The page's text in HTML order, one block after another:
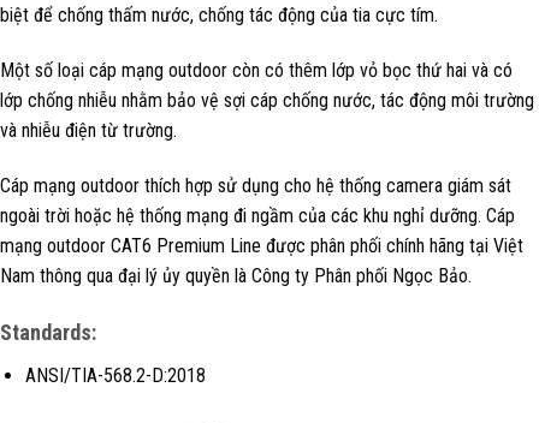
biệt để chống thấm nước, chống tác động của tia cực tím.
Một số loại cáp mạng outdoor còn có thêm lớp vỏ bọc thứ hai và có
lớp chống nhiễu nhằm bảo vệ sợi cáp chống nước, tác động môi trường
và nhiễu điện từ trường.
Cáp mạng outdoor thích hợp sử dụng cho hệ thống camera giám sát
ngoài trời hoặc hệ thống mạng đi ngầm của các khu nghỉ dưỡng. Cáp
mạng outdoor CAT6 Premium Line được phân phối chính hãng tại Việt
Nam thông qua đại lý ủy quyền là Công ty Phân phối Ngọc Bảo.
Standards:
ANSI/TIA-568.2-D:2018